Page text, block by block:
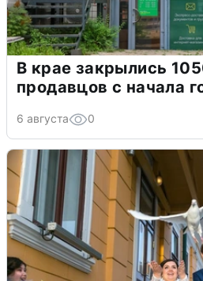
В крае закрылись
продавцов с начала
6 августа 0